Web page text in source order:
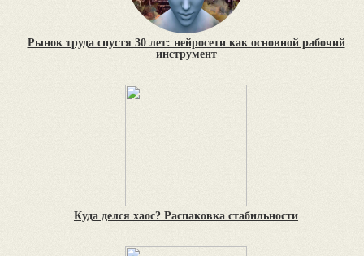
Рынок труда спустя 30 лет: нейросети как основной рабочий
инструмент
Куда делся хаос? Распаковка стабильности